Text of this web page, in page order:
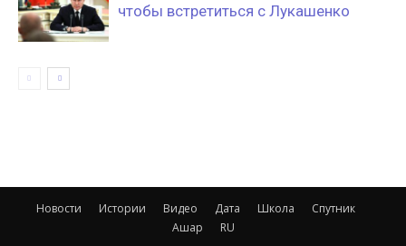
чтобы встретиться с Лукашенко
Новости Истории Видео Дата Школа
Спутник
Ашар
RU